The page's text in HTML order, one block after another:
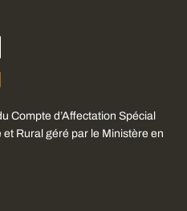
Compte d’Affectation Spécial
Rural géré par le Ministère en